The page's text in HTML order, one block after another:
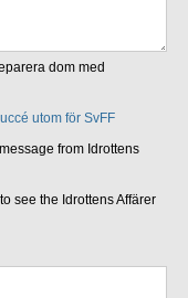
dom med
utom för SvFF
from Idrottens
see the Idrottens Affärer